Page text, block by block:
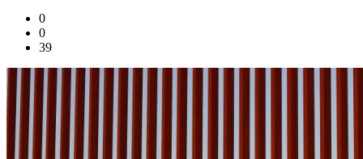
0
0
39